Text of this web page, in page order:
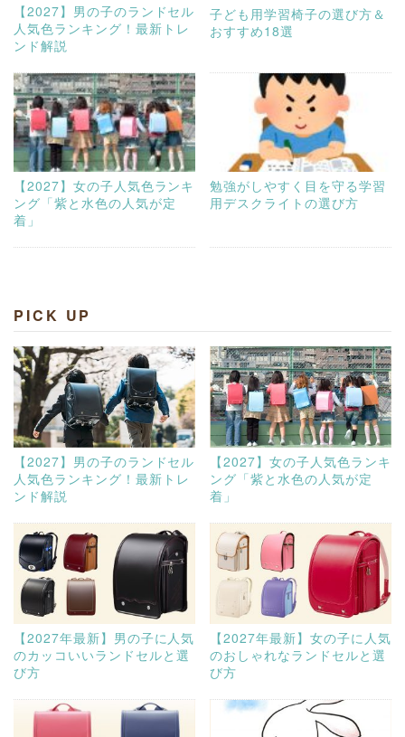
【2027】男の子のランドセル
人気色ランキング！最新トレ
ンド解説
子ども用学習椅子の選び方＆
おすすめ18選
【2027】女の子人気色ランキ
ング「紫と水色の人気が定
着」
勉強がしやすく目を守る学習
用デスクライトの選び方
PICK UP
【2027】男の子のランドセル
人気色ランキング！最新トレ
ンド解説
【2027】女の子人気色ランキ
ング「紫と水色の人気が定
着」
【2027年最新】男の子に人気
のカッコいいランドセルと選
び方
【2027年最新】女の子に人気
のおしゃれなランドセルと選
び方